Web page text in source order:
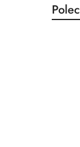
Pomiń
o